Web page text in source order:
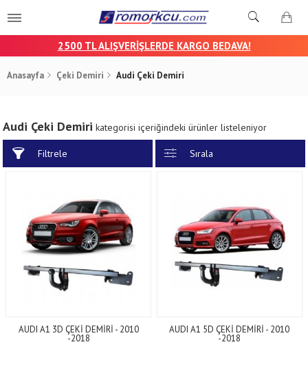
2500 TL ALIŞVERİŞLERDE KARGO BEDAVA!
Anasayfa Çeki Demiri Audi Çeki Demiri
Audi Çeki Demiri kategorisi içeriğindeki ürünler listeleniyor
Filtrele Sırala
AUDI A1 3D ÇEKİ DEMİRİ - 2010
-2018
AUDI A1 5D ÇEKİ DEMİRİ - 2010
-2018